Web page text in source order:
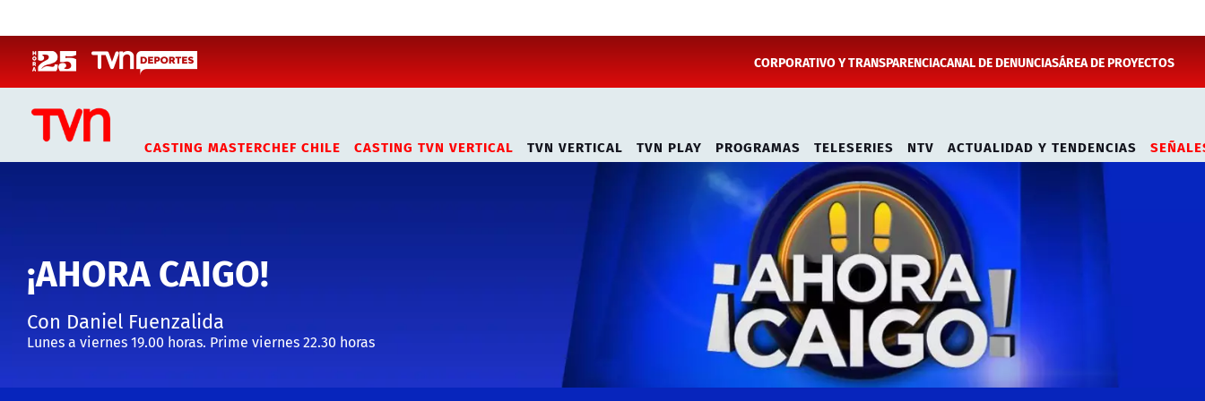
CORPORATIVO Y TRANSPARENCIACANAL DE DENUNCIASÁREA DE PROYECTOS
CASTING MASTERCHEF CHILE CASTING TVN VERTICAL TVN VERTICAL TVN PLAY PROGRAMAS TELESERIES NTV ACTUALIDAD Y TENDENCIAS
¡AHORA CAIGO!
Con Daniel Fuenzalida
Lunes a viernes 19.00 horas. Prime viernes 22.30 horas